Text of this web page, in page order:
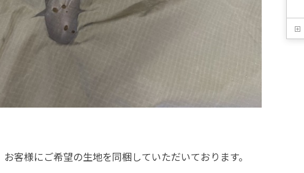
客様にご希望の生地を同梱していただいております。